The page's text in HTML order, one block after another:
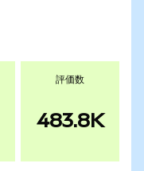
評価数
483.8K